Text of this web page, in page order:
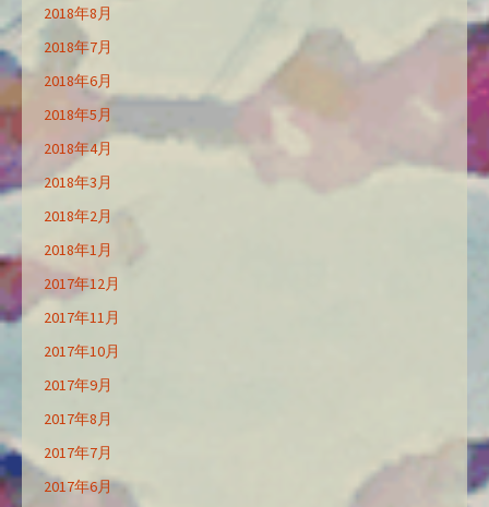
2018年8月
2018年7月
2018年6月
2018年5月
2018年4月
2018年3月
2018年2月
2018年1月
2017年12月
2017年11月
2017年10月
2017年9月
2017年8月
2017年7月
2017年6月